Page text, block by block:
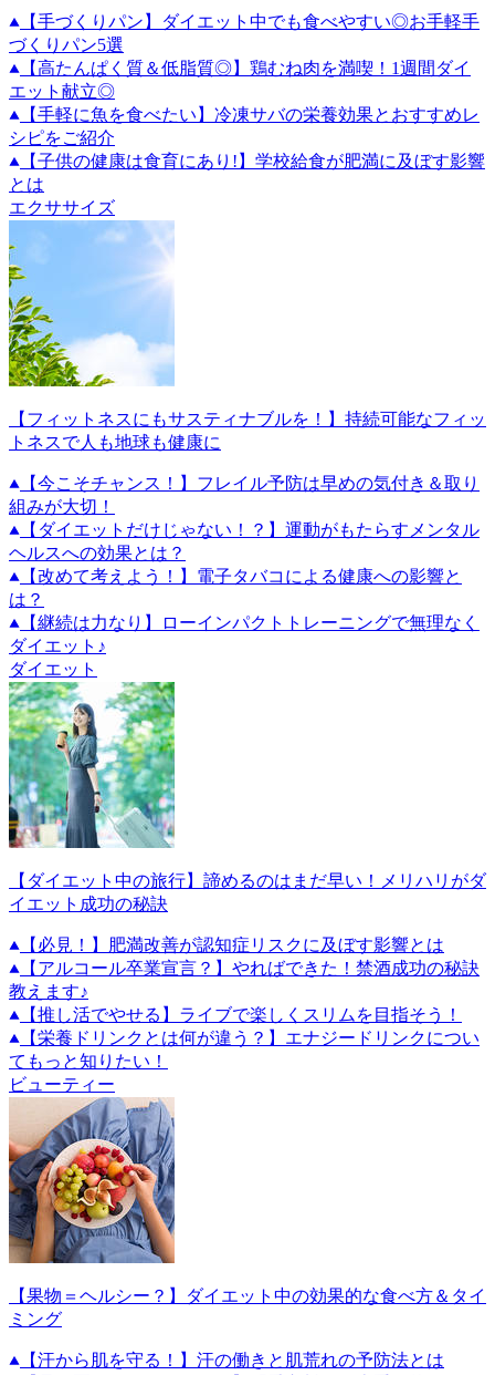
【手づくりパン】ダイエット中でも食べやすい◎お手軽手
づくりパン5選
【高たんぱく質＆低脂質◎】鶏むね肉を満喫！1週間ダイ
エット献立◎
【手軽に魚を食べたい】冷凍サバの栄養効果とおすすめレ
シピをご紹介
【子供の健康は食育にあり!】学校給食が肥満に及ぼす影響
とは
エクササイズ
【フィットネスにもサスティナブルを！】持続可能なフィッ
トネスで人も地球も健康に
【今こそチャンス！】フレイル予防は早めの気付き＆取り
組みが大切！
【ダイエットだけじゃない！？】運動がもたらすメンタル
ヘルスへの効果とは？
【改めて考えよう！】電子タバコによる健康への影響と
は？
【継続は力なり】ローインパクトトレーニングで無理なく
ダイエット♪
ダイエット
【ダイエット中の旅行】諦めるのはまだ早い！メリハリがダ
イエット成功の秘訣
【必見！】肥満改善が認知症リスクに及ぼす影響とは
【アルコール卒業宣言？】やればできた！禁酒成功の秘訣
教えます♪
【推し活でやせる】ライブで楽しくスリムを目指そう！
【栄養ドリンクとは何が違う？】エナジードリンクについ
てもっと知りたい！
ビューティー
【果物＝ヘルシー？】ダイエット中の効果的な食べ方＆タイ
ミング
【汗から肌を守る！】汗の働きと肌荒れの予防法とは